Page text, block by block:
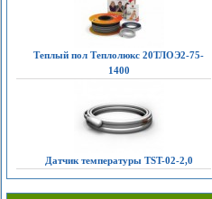
Теплый пол Теплолюкс 20ТЛОЭ2-75-
1400
Датчик температуры TST-02-2,0